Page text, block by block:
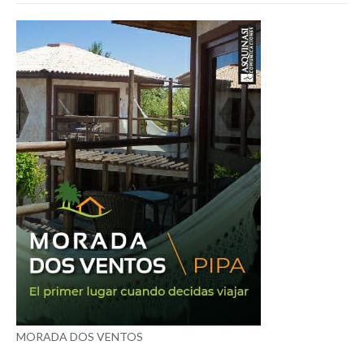
MORADA DOS VENTOS